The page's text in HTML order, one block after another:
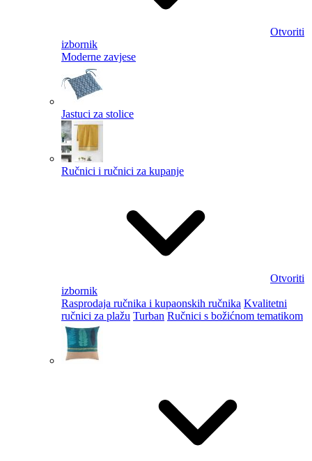
Otvoriti
izbornik
Moderne zavjese
Jastuci za stolice
Ručnici i ručnici za kupanje
Otvoriti
izbornik
Rasprodaja ručnika i kupaonskih ručnika Kvalitetni
ručnici za plažu Turban Ručnici s božićnom tematikom